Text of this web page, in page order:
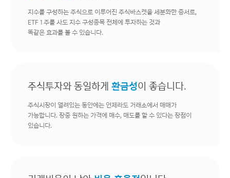
지수를 구성하는 주식으로 이루어진 주식바스켓을 세분화한 증서로,
ETF 1주를 사도 지수 구성종목 전체에 투자하는 것과
똑같은 효과를 볼 수 있습니다.
주식투자와 동일하게 환금성이 좋습니다.
주식시장이 열려있는 동안에는 언제라도 거래소에서 매매가
가능합니다. 장중 원하는 가격에 매수, 매도를 할 수 있다는 장점이
있습니다.